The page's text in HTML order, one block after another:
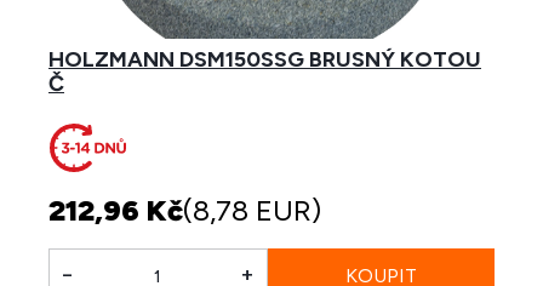
HOLZMANN DSM150SSG BRUSNÝ KOTOU
Č
212,96 Kč(8,78 EUR)
- +